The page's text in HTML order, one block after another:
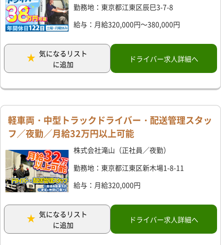
勤務地：東京都江東区辰巳3-7-8
給与：月給320,000円～380,000円
気になるリスト
に追加
ドライバー求人詳細へ
軽車両・中型トラックドライバー・配送管理スタッ
フ／夜勤／月給32万円以上可能
株式会社滝山（正社員／夜勤）
勤務地：東京都江東区新木場1-8-11
給与：月給320,000円
気になるリスト
に追加
ドライバー求人詳細へ